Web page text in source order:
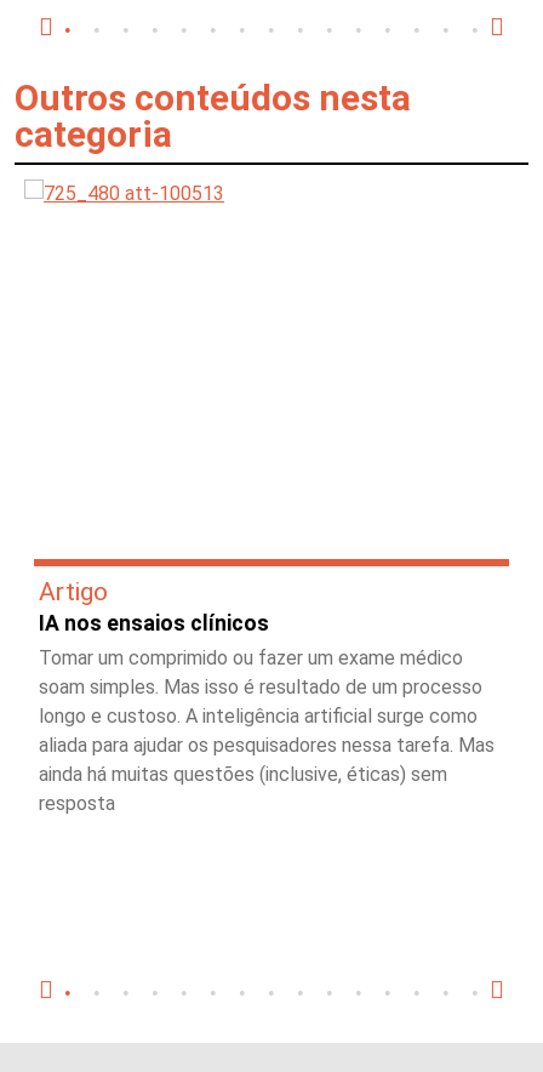
Outros conteúdos nesta
categoria
Artigo
IA nos ensaios clínicos
Tomar um comprimido ou fazer um exame médico
soam simples. Mas isso é resultado de um processo
longo e custoso. A inteligência artificial surge como
aliada para ajudar os pesquisadores nessa tarefa. Mas
ainda há muitas questões (inclusive, éticas) sem
resposta